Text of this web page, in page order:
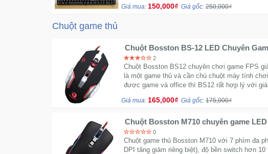
Giá mua: 150,000₫ Giá gốc: 250,000₫
Chuột game thủ
Chuột Bosston BS-12 LED Chuyên
2
Chuột Bosston BS12 chuyên chơi game FPS
là một game thủ và cần chú chuột máy tính
được game và office thì BS12 rất hợp lý với giá
Giá mua: 165,000₫ Giá gốc: 175,000₫
Chuột
0
Chuột game thủ Bosston M710 với 7 phím đa
DPI tăng giảm riêng biệt), độ bền switch hơn